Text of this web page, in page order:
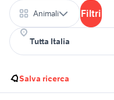
Animali Filtri
Salva ricerca